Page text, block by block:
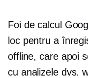
Foi de calcul
loc pentru a
offline, care apoi
cu analizele dvs.